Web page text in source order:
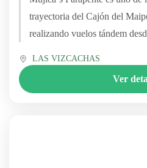
trayectoria del Cajón del
realizando vuelos tándem
LAS VIZCACHAS
Ver